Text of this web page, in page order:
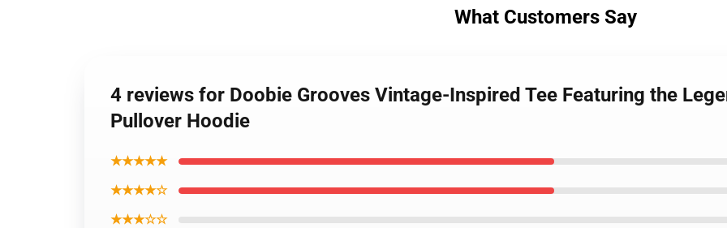
What Customers Say
4 reviews for Doobie Grooves Vintage-Inspired Tee Featuring the
Pullover Hoodie
★★★★★
★★★★☆
★★★☆☆